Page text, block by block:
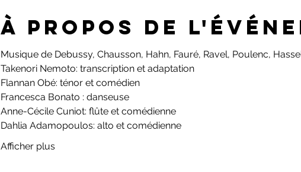
À propos de
Musique de Debussy, Chausson, Hahn, Fauré, Ravel, Poulenc,
Takenori Nemoto: transcription et adaptation
Flannan Obé: ténor et comédien
Francesca Bonato : danseuse
Anne-Cécile Cuniot: flûte et comédienne
Dahlia Adamopoulos: alto et comédienne
Afficher plus